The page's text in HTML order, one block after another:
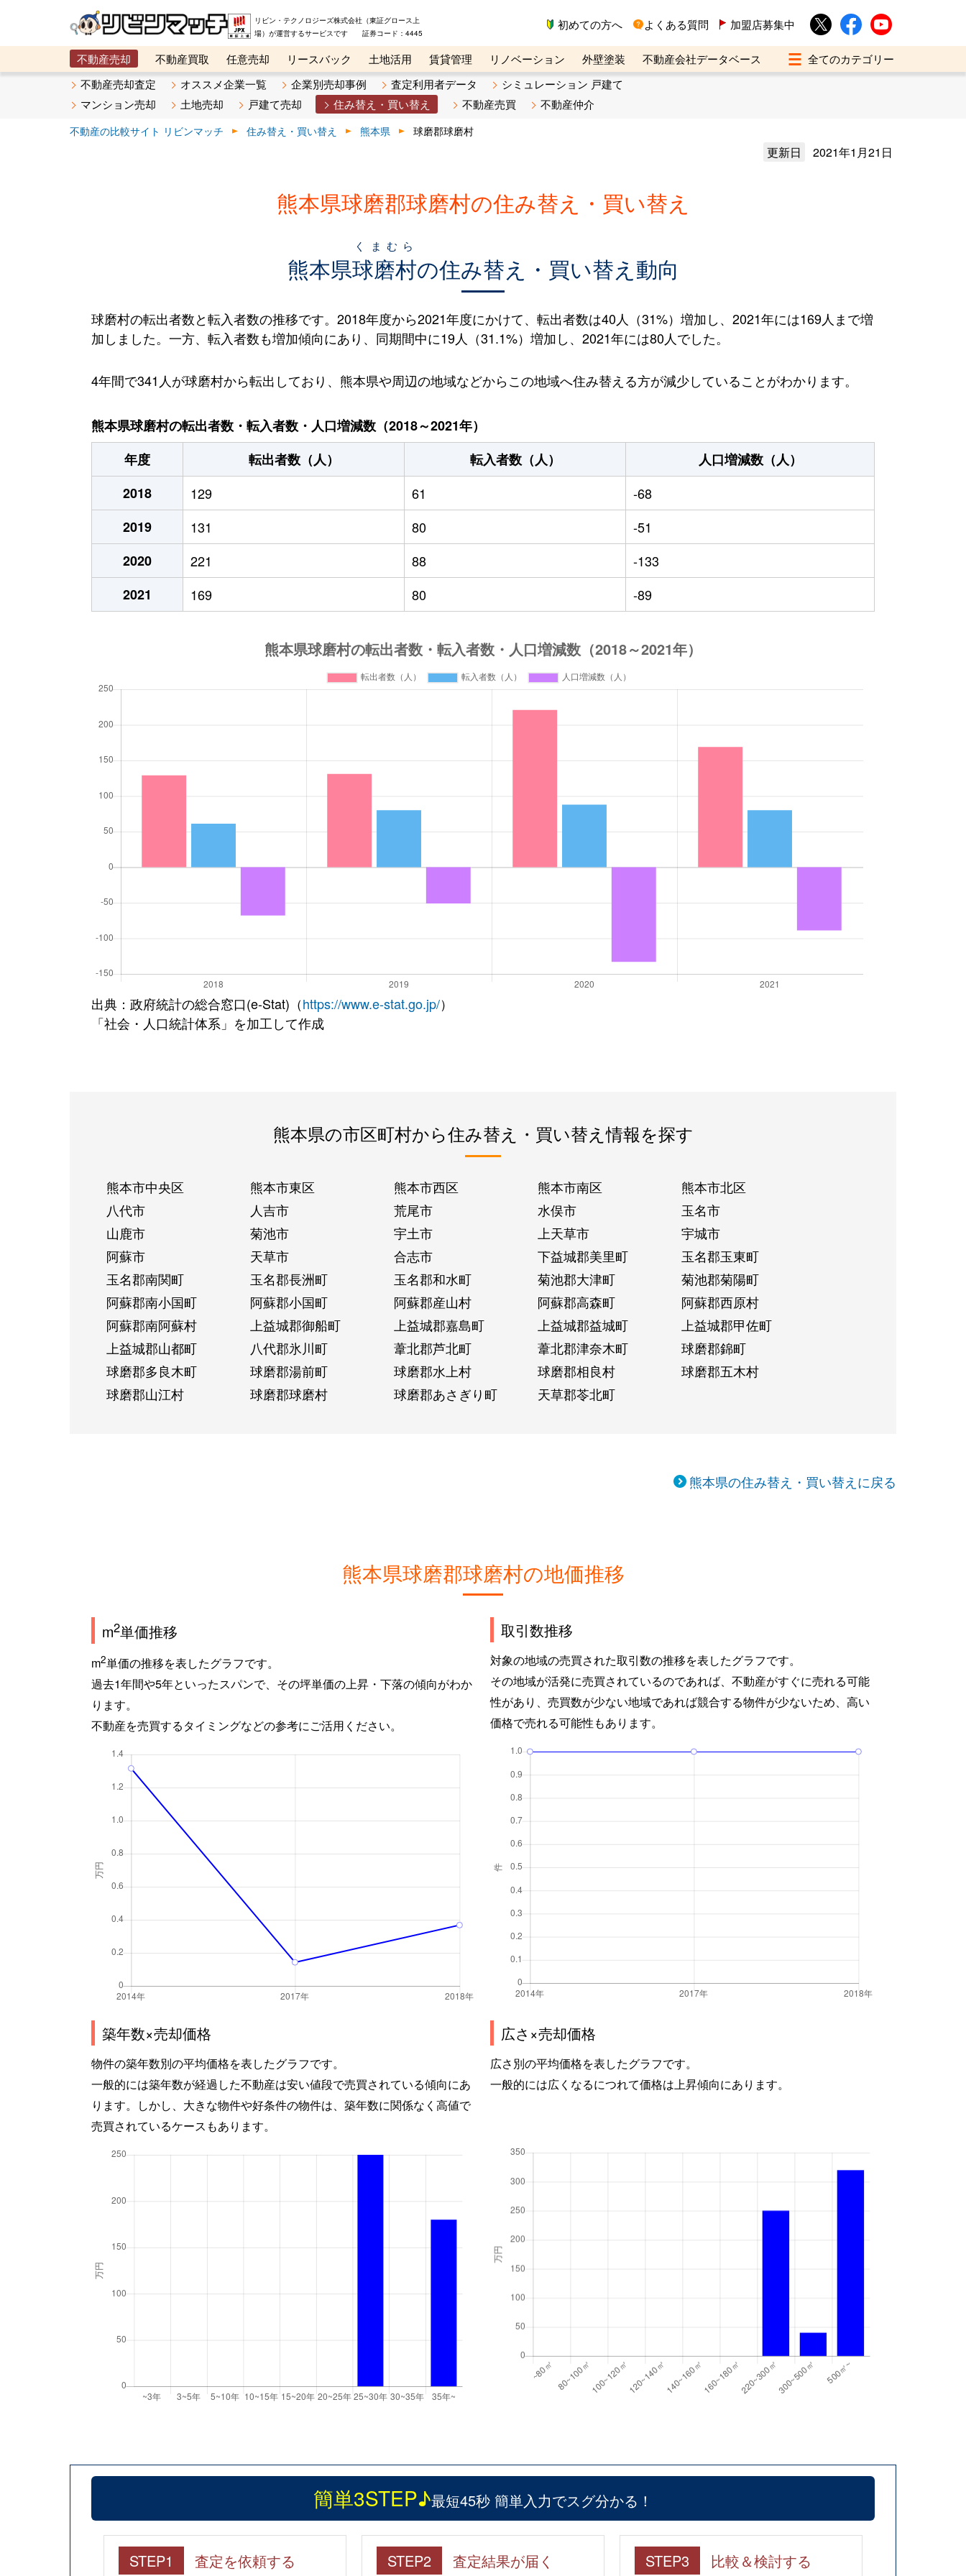
リビン・テクノロジーズ株式会社（東証グロース上
場）が運営するサービスです 証券コード：4445
初めての方へ よくある質問 加盟店募集中
不動産売却 不動産買取 任意売却 リースバック 土地活用 賃貸管理 リノベーション 外壁塗装
不動産会社データベース
メタ住宅展示場
ベスト不動産カンパニー オンライン講座 リビンマガジンBiz 不動産売却ご相談デスク
不動産売却査定 オススメ企業一覧 企業別売却事例 査定利用者データ
シミュレーション 戸建て
マンション売却
土地売却 戸建て売却 住み替え・買い替え 不動産売買 不動産仲介
不動産の比較サイト リビンマッチ 住み替え・買い替え 熊本県 球磨郡球磨村
更新日 2021年1月21日
熊本県球磨郡球磨村の住み替え・買い替え
熊本県球磨村
くまむら
の住み替え・買い替え動向
球磨村の転出者数と転入者数の推移です。2018年度から2021年度にかけて、転出者数は40人（31%）増加し、2021年には169人まで増
加しました。一方、転入者数も増加傾向にあり、同期間中に19人（31.1%）増加し、2021年には80人でした。
4年間で341人が球磨村から転出しており、熊本県や周辺の地域などからこの地域へ住み替える方が減少していることがわかります。
熊本県球磨村の転出者数・転入者数・人口増減数（2018～2021年）
年度
転出者数（人） 転入者数（人）
人口増減数（人）
2018
129 61
-68
2019
131 80
-51
2020
221 88
-133
2021
169 80 -89
出典：政府統計の総合窓口(e-Stat)（https://www.e-stat.go.jp/）
「社会・人口統計体系」を加工して作成
熊本県の市区町村から住み替え・買い替え情報を探す
熊本市中央区 熊本市東区 熊本市西区 熊本市南区
熊本市北区
八代市
人吉市 荒尾市 水俣市
玉名市
山鹿市
菊池市 宇土市 上天草市
宇城市
阿蘇市
天草市 合志市 下益城郡美里町
玉名郡玉東町
玉名郡南関町
玉名郡長洲町 玉名郡和水町 菊池郡大津町
菊池郡菊陽町
阿蘇郡南小国町
阿蘇郡小国町 阿蘇郡産山村 阿蘇郡高森町
阿蘇郡西原村
阿蘇郡南阿蘇村
上益城郡御船町 上益城郡嘉島町 上益城郡益城町
上益城郡甲佐町
上益城郡山都町
八代郡氷川町 葦北郡芦北町 葦北郡津奈木町
球磨郡錦町
球磨郡多良木町
球磨郡湯前町 球磨郡水上村 球磨郡相良村
球磨郡五木村
球磨郡山江村
球磨郡球磨村 球磨郡あさぎり町 天草郡苓北町
熊本県の住み替え・買い替えに戻る
熊本県球磨郡球磨村の地価推移
m2単価推移
m2単価の推移を表したグラフです。
過去1年間や5年といったスパンで、その坪単価の上昇・下落の傾向がわか
ります。
不動産を売買するタイミングなどの参考にご活用ください。
取引数推移
対象の地域の売買された取引数の推移を表したグラフです。
その地域が活発に売買されているのであれば、不動産がすぐに売れる可能
性があり、売買数が少ない地域であれば競合する物件が少ないため、高い
価格で売れる可能性もあります。
築年数×売却価格
物件の築年数別の平均価格を表したグラフです。
一般的には築年数が経過した不動産は安い値段で売買されている傾向にあ
ります。しかし、大きな物件や好条件の物件は、築年数に関係なく高値で
売買されているケースもあります。
広さ×売却価格
広さ別の平均価格を表したグラフです。
一般的には広くなるにつれて価格は上昇傾向にあります。
簡単3STEP♪最短45秒 簡単入力でスグ分かる！
STEP1 査定を依頼する STEP2 査定結果が届く STEP3 比較＆検討する